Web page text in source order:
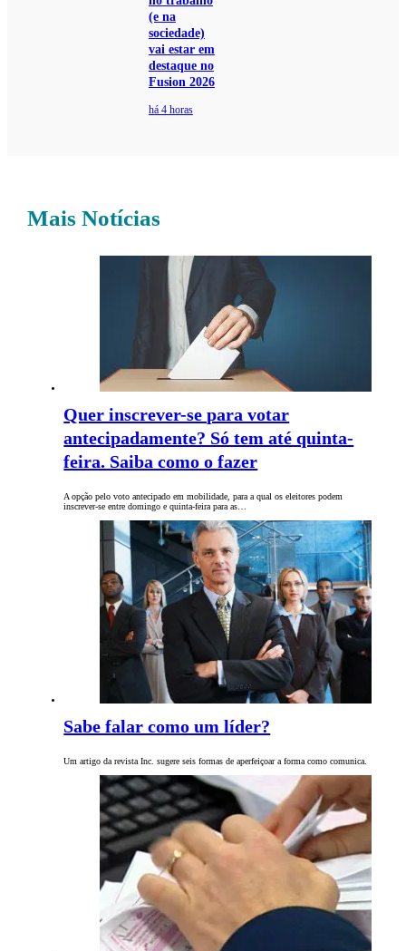
(e na
sociedade)
vai estar em
destaque no
Fusion 2026
há 4 horas
Mais Notícias
Quer inscrever-se para votar
antecipadamente? Só tem até quinta-
feira. Saiba como o fazer
A opção pelo voto antecipado em mobilidade, para a qual os eleitores podem
inscrever-se entre domingo e quinta-feira para as…
Sabe falar como um líder?
Um artigo da revista Inc. sugere seis formas de aperfeiçoar a forma como comunica.